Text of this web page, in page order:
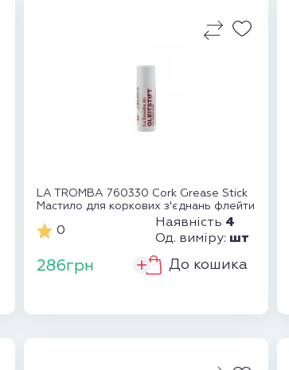
LA TROMBA 760330 Cork Grease Stick
Мастило для коркових з'єднань флейти
0
Наявність 4
Од. виміру: шт
286грн До кошика